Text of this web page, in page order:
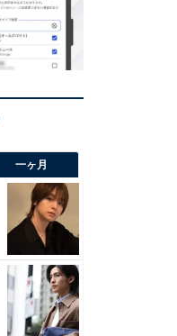
一ヶ月